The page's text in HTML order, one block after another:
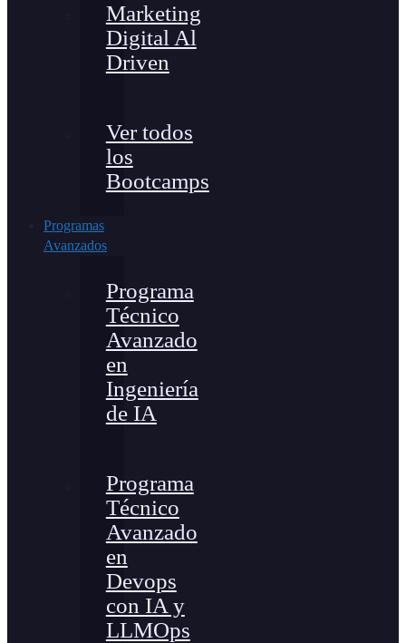
Marketing
Digital Al
Driven
Ver todos
los
Bootcamps
Programas
Avanzados
Programa
Técnico
Avanzado
en
Ingeniería
de IA
Programa
Técnico
Avanzado
en
Devops
con IA y
LLMOps